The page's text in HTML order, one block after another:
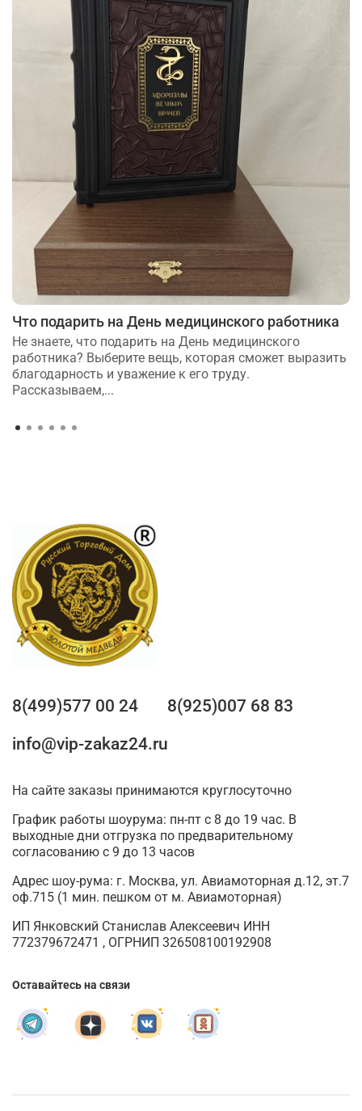
Что подарить на День медицинского работника
Не знаете, что подарить на День медицинского
работника? Выберите вещь, которая сможет выразить
благодарность и уважение к его труду.
Рассказываем,...
8(499)577 00 24
8(925)007 68 83
info@vip-zakaz24.ru
На сайте заказы принимаются круглосуточно
График работы шоурума: пн-пт с 8 до 19 час. В
выходные дни отгрузка по предварительному
согласованию с 9 до 13 часов
Адрес шоу-рума: г. Москва, ул. Авиамоторная д.12, эт.7
оф.715 (1 мин. пешком от м. Авиамоторная)
ИП Янковский Станислав Алексеевич ИНН
772379672471 , ОГРНИП 326508100192908
Оставайтесь на связи